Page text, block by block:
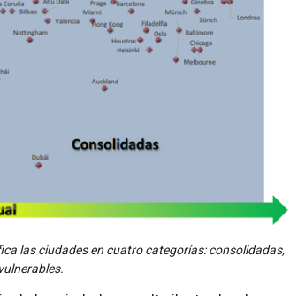
las ciudades en cuatro categorías: consolidadas,